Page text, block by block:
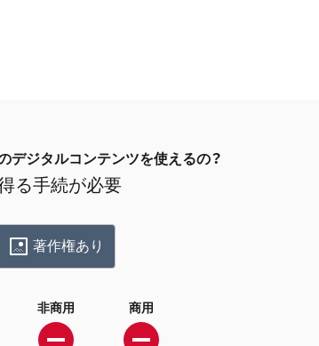
デジタルコンテンツを使えるの？
る手続が必要
著作権あり
非商用 商用